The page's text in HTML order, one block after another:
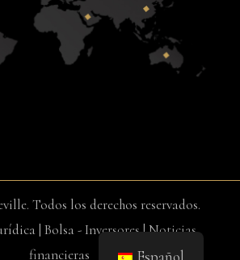
Todos los derechos reservados.
| Bolsa - Inversores|Noticias
financieras